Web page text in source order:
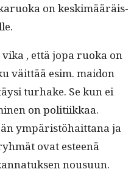
on keskimääräis­
vika , että jopa ruo­ka on
väit­tää esim. maid­on
turhake. Se kun ei
on poli­ti­ikkaa.
ympäristöhait­tana ja
ovat esteenä
nousuun.